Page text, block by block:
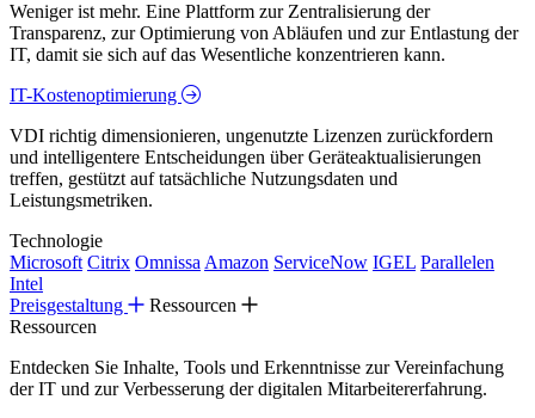
Weniger ist mehr. Eine Plattform zur Zentralisierung der
Transparenz, zur Optimierung von Abläufen und zur Entlastung der
IT, damit sie sich auf das Wesentliche konzentrieren kann.
IT-Kostenoptimierung
VDI richtig dimensionieren, ungenutzte Lizenzen zurückfordern
und intelligentere Entscheidungen über Geräteaktualisierungen
treffen, gestützt auf tatsächliche Nutzungsdaten und
Leistungsmetriken.
Technologie
Microsoft Citrix Omnissa Amazon ServiceNow IGEL Parallelen
Intel
Preisgestaltung
Ressourcen
Ressourcen
Entdecken Sie Inhalte, Tools und Erkenntnisse zur Vereinfachung
der IT und zur Verbesserung der digitalen Mitarbeitererfahrung.